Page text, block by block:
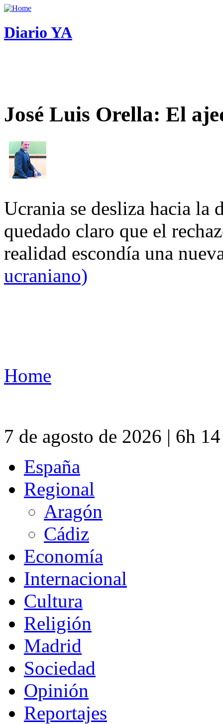
Diario YA
José Luis Orella: El
Ucrania se desliza hacia
quedado claro que el
realidad escondía una
ucraniano)
Home
7 de agosto de 2026 | 6h
España
Regional
Aragón
Cádiz
Economía
Internacional
Cultura
Religión
Madrid
Sociedad
Opinión
Reportajes